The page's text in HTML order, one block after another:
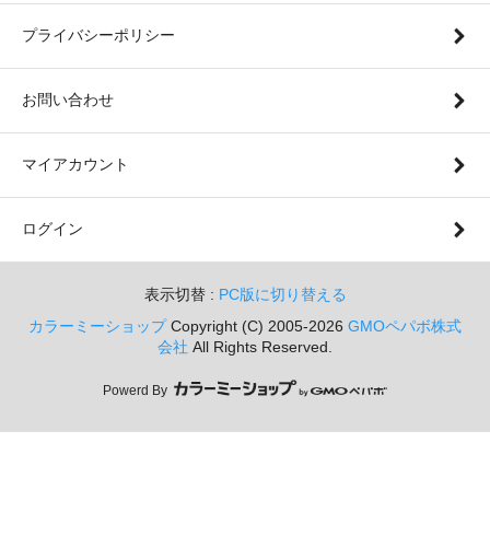
プライバシーポリシー
お問い合わせ
マイアカウント
ログイン
表示切替 : PC版に切り替える
カラーミーショップCopyright (C) 2005-2026 GMOペパボ株式
会社 All Rights Reserved.
Powerd By